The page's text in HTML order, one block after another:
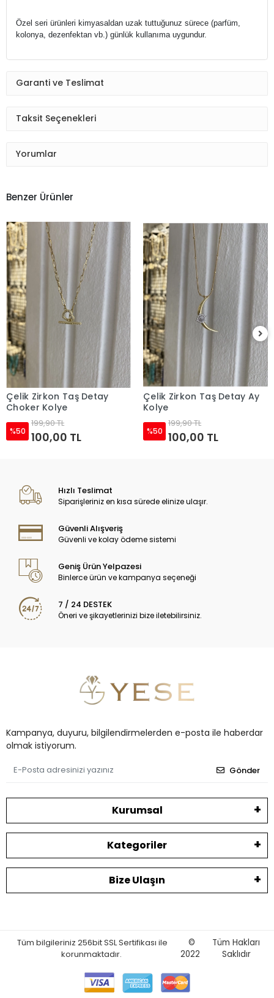
Özel seri ürünleri kimyasaldan uzak tuttuğunuz sürece (parfüm,
kolonya, dezenfektan vb.) günlük kullanıma uygundur.
Garanti ve Teslimat
Taksit Seçenekleri
Yorumlar
Benzer Ürünler
Sepete Ekle
Çelik Zirkon Taş Detay
Choker Kolye
%50
199,90 TL
100,00 TL
Sepete Ekle
Çelik Zirkon Taş Detay Ay
Kolye
%50
199,90 TL
100,00 TL
Hızlı Teslimat
Siparişleriniz en kısa sürede elinize ulaşır.
Güvenli Alışveriş
Güvenli ve kolay ödeme sistemi
Geniş Ürün Yelpazesi
Binlerce ürün ve kampanya seçeneği
7 / 24 DESTEK
Öneri ve şikayetlerinizi bize iletebilirsiniz.
Kampanya, duyuru, bilgilendirmelerden e-posta ile haberdar
olmak istiyorum.
Gönder
Kurumsal
Kategoriler
Bize Ulaşın
Tüm bilgileriniz 256bit SSL Sertifikası ile
korunmaktadır.
©
2022
Tüm Hakları
Saklıdır